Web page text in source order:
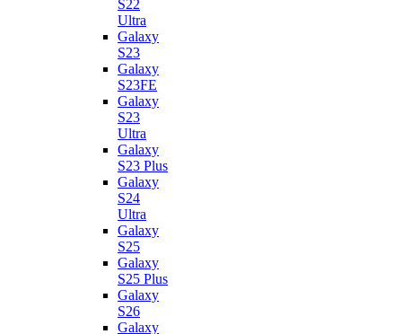
S22
Ultra
Galaxy
S23
Galaxy
S23FE
Galaxy
S23
Ultra
Galaxy
S23 Plus
Galaxy
S24
Ultra
Galaxy
S25
Galaxy
S25 Plus
Galaxy
S26
Galaxy